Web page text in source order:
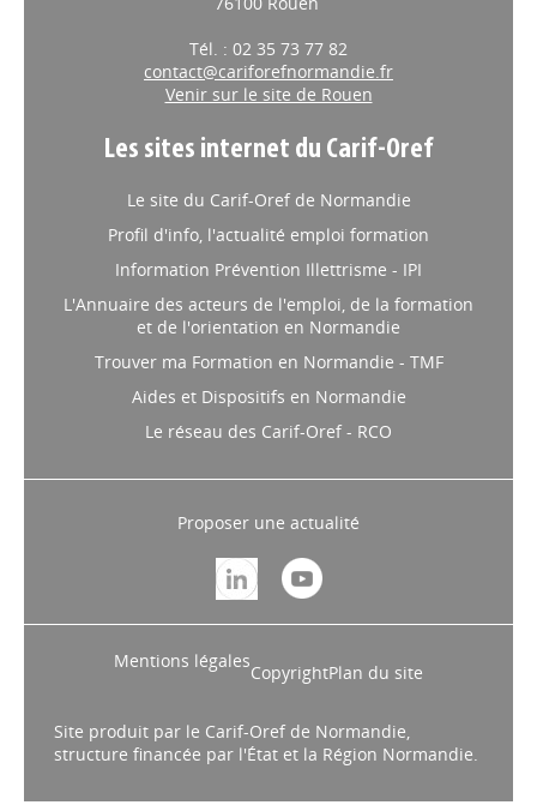
Tél. : 02 35 73 77 82
contact@cariforefnormandie.fr
Venir sur le site de Rouen
Les sites internet du Carif-Oref
Le site du Carif-Oref de Normandie
Profil d'info, l'actualité emploi formation
Information Prévention Illettrisme - IPI
L'Annuaire des acteurs de l'emploi, de la formation
et de l'orientation en Normandie
Trouver ma Formation en Normandie - TMF
Aides et Dispositifs en Normandie
Le réseau des Carif-Oref - RCO
Proposer une actualité
Mentions légales
CopyrightPlan du site
Site produit par le Carif-Oref de Normandie,
structure financée par l'État et la Région Normandie.